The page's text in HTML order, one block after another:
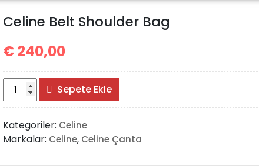
Celine Belt Shoulder Bag
€240,00
Celine
Belt
Shoulder
Bag
adet
Sepete Ekle
Kategoriler: Celine
Markalar: Celine, Celine Çanta